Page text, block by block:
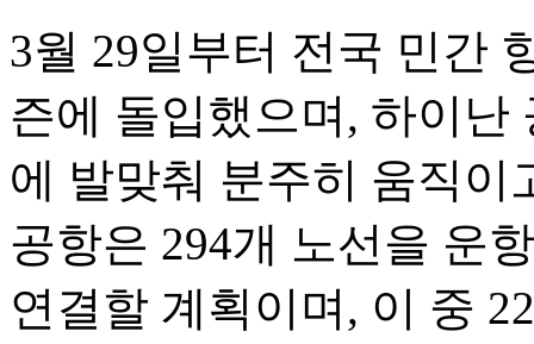
3월 29일부터 전국 민간
즌에 돌입했으며, 하이난
에 발맞춰 분주히 움직이
공항은 294개 노선을 운
연결할 계획이며, 이 중